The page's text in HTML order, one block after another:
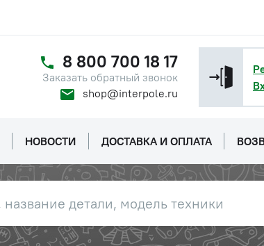
8 800 700 18 17
Заказать обратный звонок
shop@interpole.ru
НОВОСТИ ДОСТАВКА И ОПЛАТА